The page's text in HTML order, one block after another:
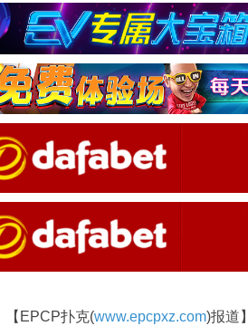
【EPCP扑克(www.epcpxz.com)报道】